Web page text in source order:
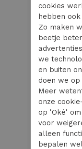
cookies
hebben
Zo maken
beetje
we
en buiten
doen we op
Meer
onze
op 'Oké'
voor
alleen
bepalen